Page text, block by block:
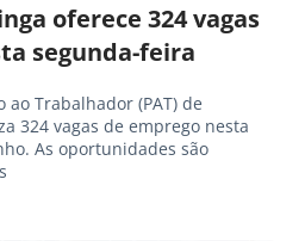
oferece 324 vagas
segunda-feira
Trabalhador (PAT) de
324 vagas de emprego nesta
As oportunidades são